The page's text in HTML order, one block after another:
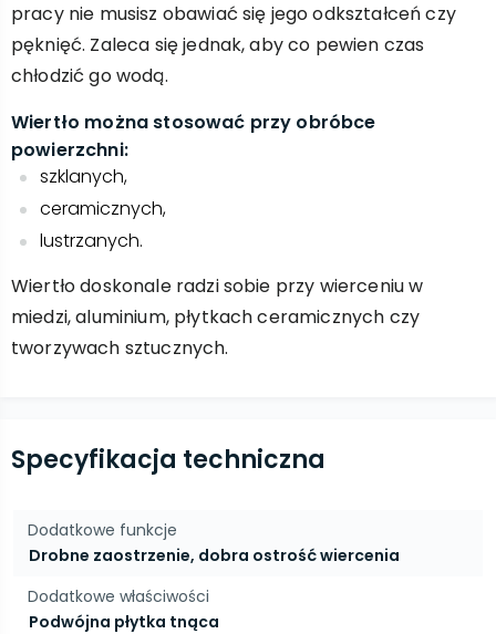
pracy nie musisz obawiać się jego odkształceń czy
pęknięć. Zaleca się jednak, aby co pewien czas
chłodzić go wodą.
Wiertło można stosować przy obróbce
powierzchni:
szklanych,
ceramicznych,
lustrzanych.
Wiertło doskonale radzi sobie przy wierceniu w
miedzi, aluminium, płytkach ceramicznych czy
tworzywach sztucznych.
Specyfikacja techniczna
Dodatkowe funkcje
Drobne zaostrzenie, dobra ostrość wiercenia
Dodatkowe właściwości
Podwójna płytka tnąca